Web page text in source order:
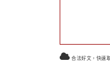
合法好文，快速